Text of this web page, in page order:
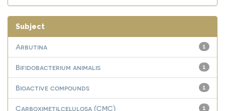
Subject
1
Arbutina
1
Bifidobacterium animalis
1
Bioactive compounds
1
Carboximetilcelulosa (CMC)